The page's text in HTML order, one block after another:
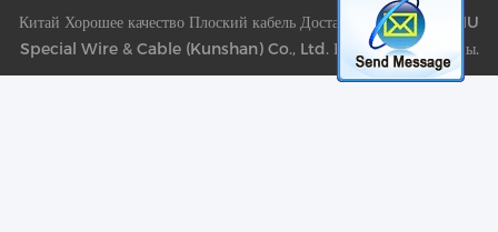
Китай Хорошее качество Плоский кабель Доставщик. -2026 ECHU
Special Wire & Cable (Kunshan) Co., Ltd. Все права защищены.